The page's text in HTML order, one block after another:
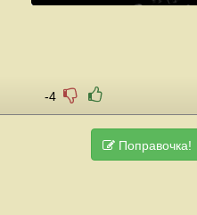
-4
Поправочка!